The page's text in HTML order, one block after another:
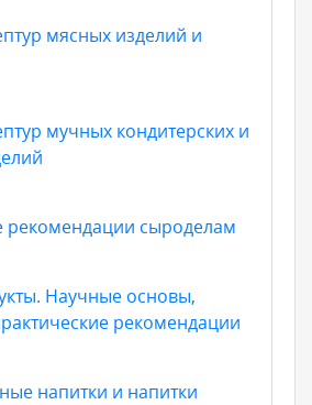
мясных изделий и
мучных кондитерских и
рекомендации сыроделам
Научные основы,
рекомендации
напитки и напитки